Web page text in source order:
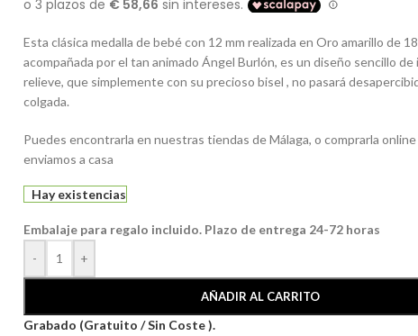
Esta clásica medalla de bebé con 12 mm realizada en Oro amarillo de
acompañada por el tan animado Ángel Burlón, es un diseño sencillo de
relieve, que simplemente con su precioso bisel , no pasará
colgada.
Puedes encontrarla en nuestras tiendas de Málaga, o comprarla online
enviamos a casa
Hay existencias
Embalaje para regalo incluido. Plazo de entrega 24-72 horas
-
+
AÑADIR AL CARRITO
Grabado (Gratuito / Sin Coste ).